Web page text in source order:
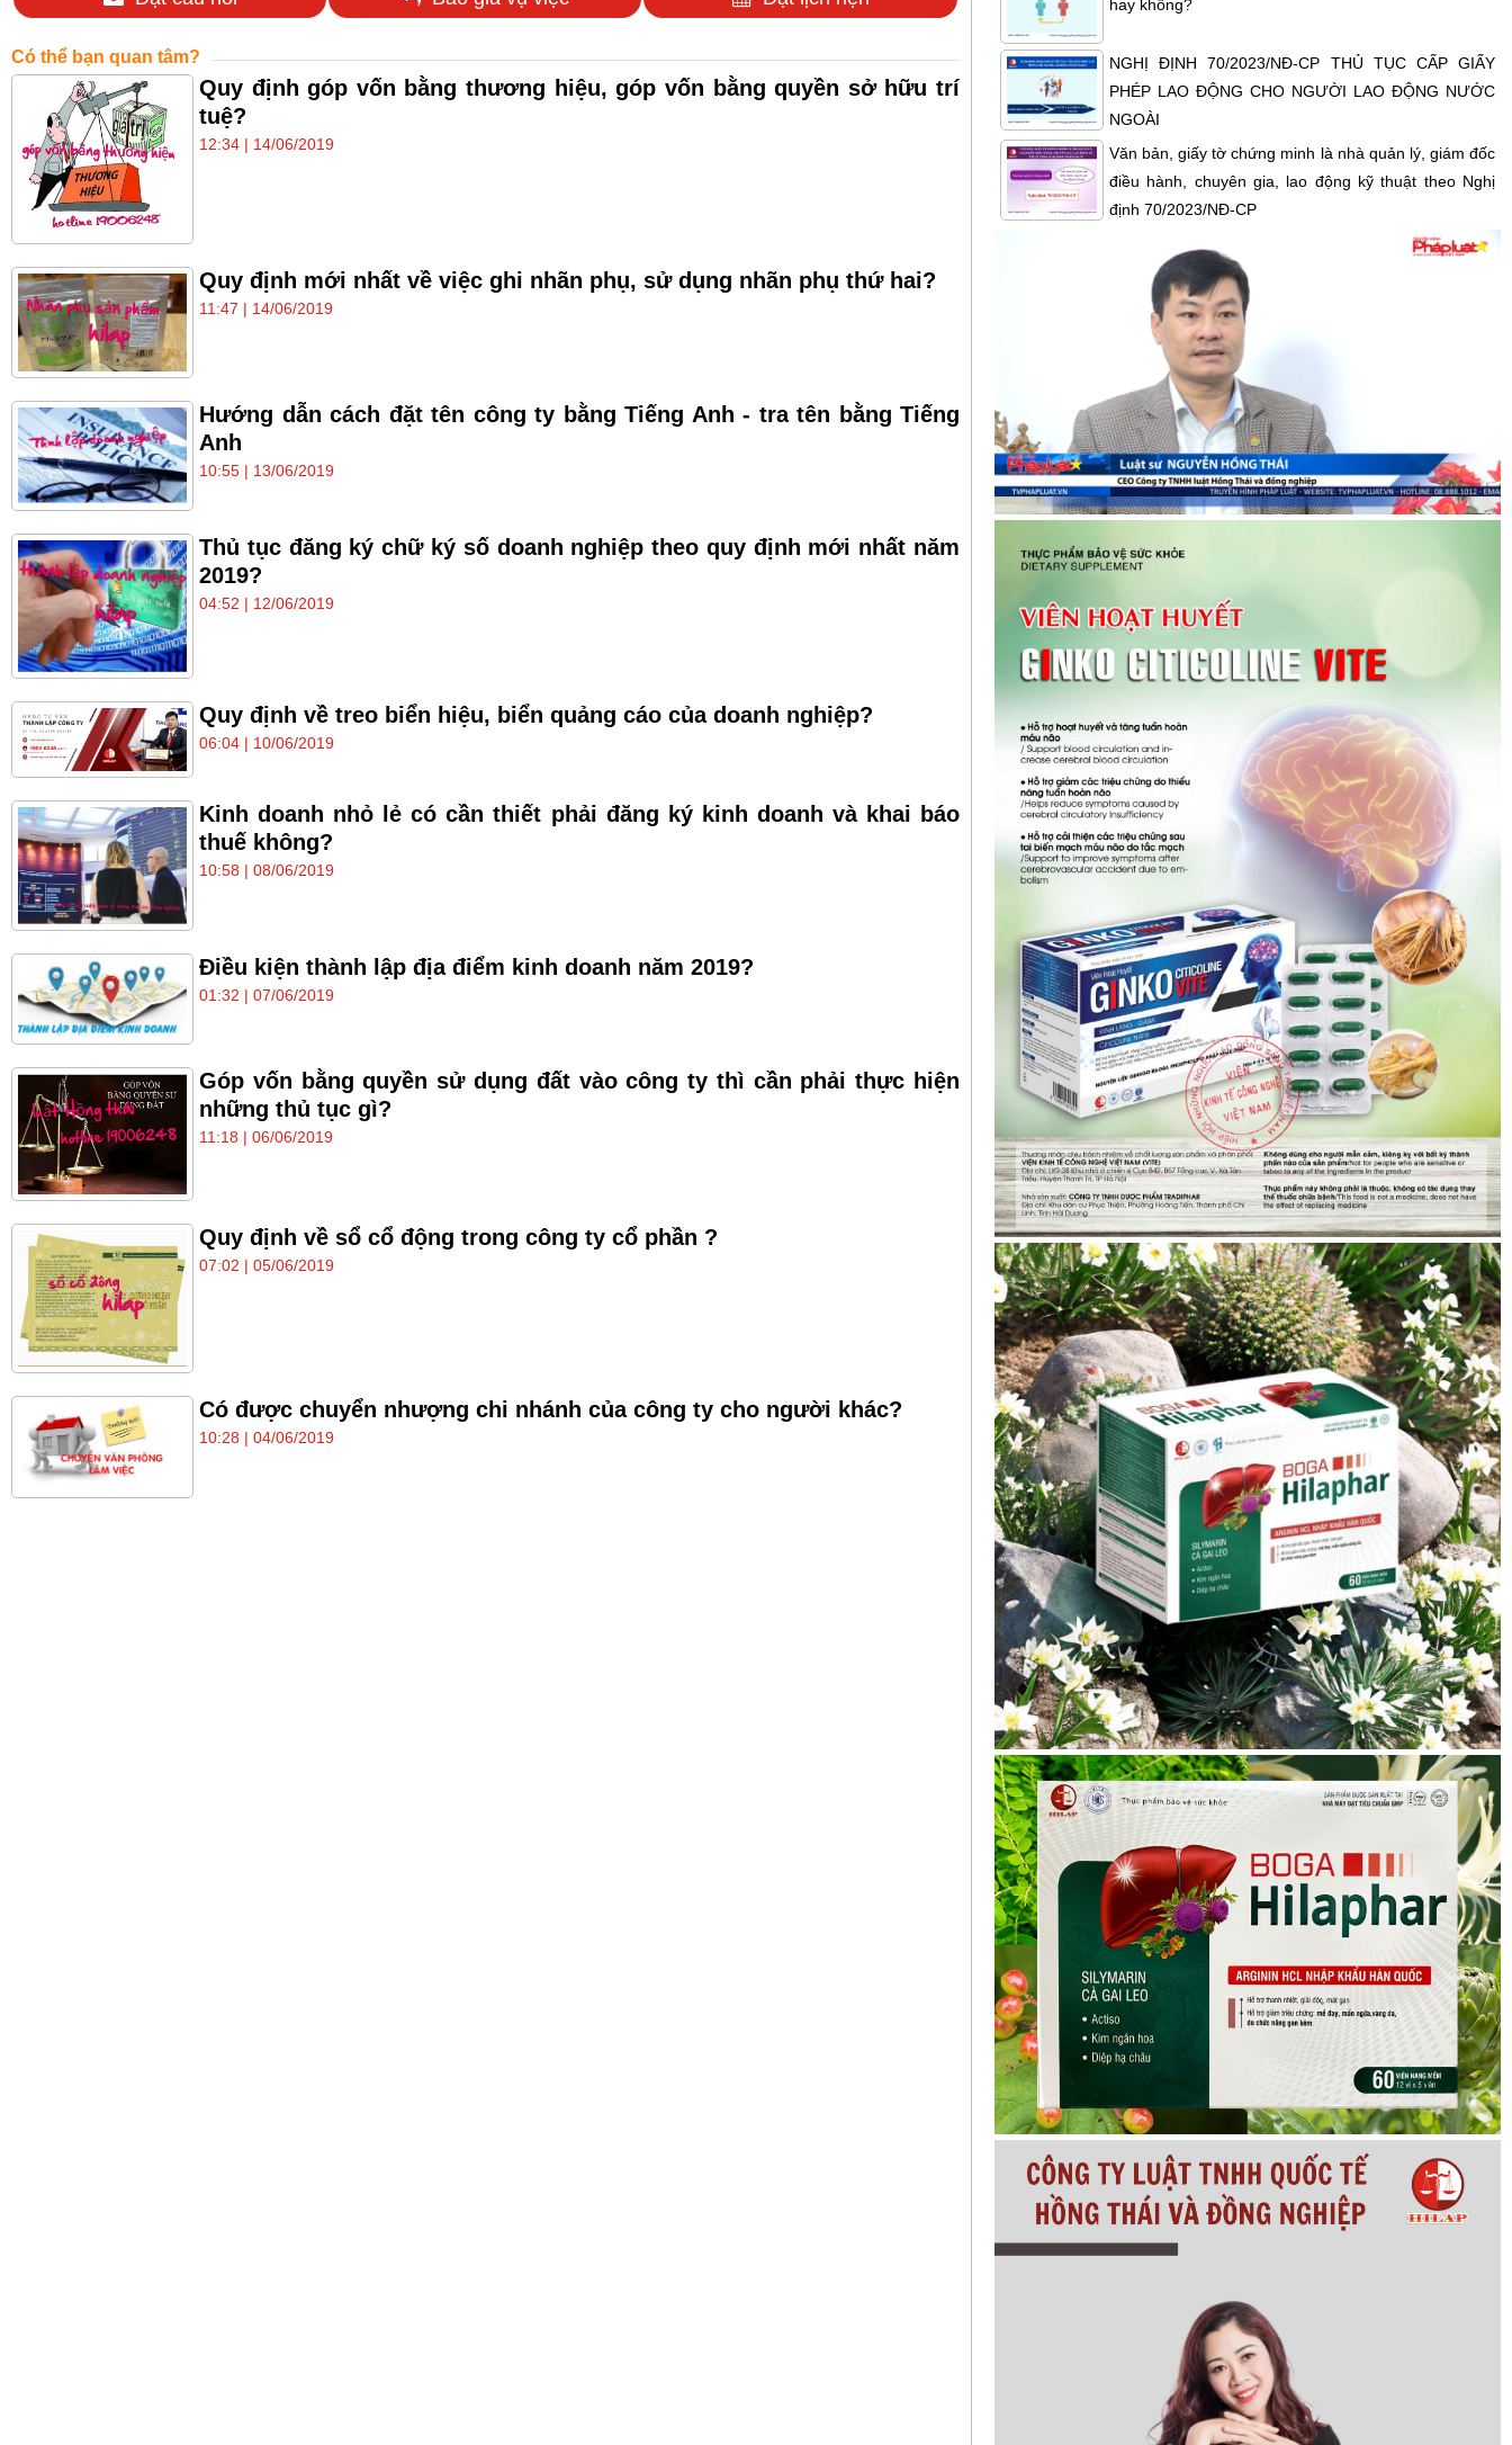
Có thể bạn quan tâm?
Quy định góp vốn bằng thương hiệu, góp vốn bằng quyền sở hữu trí
tuệ?
12:34 | 14/06/2019
Quy định mới nhất về việc ghi nhãn phụ, sử dụng nhãn phụ thứ hai?
11:47 | 14/06/2019
Hướng dẫn cách đặt tên công ty bằng Tiếng Anh - tra tên bằng Tiếng
Anh
10:55 | 13/06/2019
Thủ tục đăng ký chữ ký số doanh nghiệp theo quy định mới nhất năm
2019?
04:52 | 12/06/2019
Quy định về treo biển hiệu, biển quảng cáo của doanh nghiệp?
06:04 | 10/06/2019
Kinh doanh nhỏ lẻ có cần thiết phải đăng ký kinh doanh và khai báo
thuế không?
10:58 | 08/06/2019
Điều kiện thành lập địa điểm kinh doanh năm 2019?
01:32 | 07/06/2019
Góp vốn bằng quyền sử dụng đất vào công ty thì cần phải thực hiện
những thủ tục gì?
11:18 | 06/06/2019
Quy định về sổ cổ động trong công ty cổ phần ?
07:02 | 05/06/2019
Có được chuyển nhượng chi nhánh của công ty cho người khác?
10:28 | 04/06/2019
hay không?
NGHỊ ĐỊNH 70/2023/NĐ-CP THỦ TỤC CẤP GIẤY
PHÉP LAO ĐỘNG CHO NGƯỜI LAO ĐỘNG NƯỚC
NGOÀI
Văn bản, giấy tờ chứng minh là nhà quản lý, giám đốc
điều hành, chuyên gia, lao động kỹ thuật theo Nghị
định 70/2023/NĐ-CP